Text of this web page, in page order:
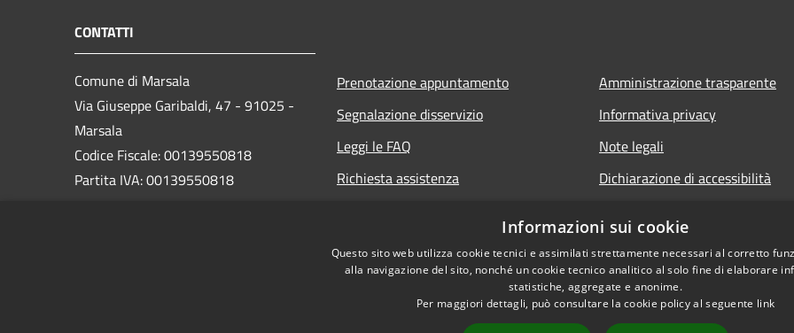
CONTATTI
Comune di Marsala
Via Giuseppe Garibaldi, 47 - 91025 -
Marsala
Codice Fiscale: 00139550818
Partita IVA: 00139550818
Prenotazione appuntamento
Segnalazione disservizio
Leggi le FAQ
Richiesta assistenza
Amministrazione trasparente
Informativa privacy
Note legali
Dichiarazione di accessibilità
Informazioni sui cookie
Questo sito web utilizza cookie tecnici e assimilati strettamente necessari al corretto
alla navigazione del sito, nonché un cookie tecnico analitico al solo fine di elaborare
statistiche, aggregate e anonime.
Per maggiori dettagli, può consultare la cookie policy al seguente link